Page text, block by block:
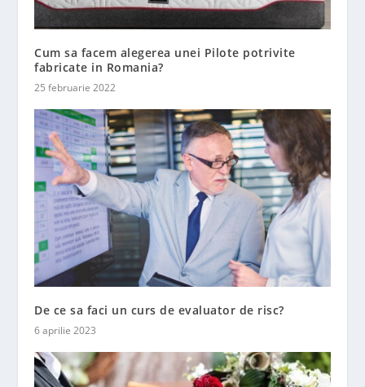
Cum sa facem alegerea unei Pilote potrivite
fabricate in Romania?
25 februarie 2022
De ce sa faci un curs de evaluator de risc?
6 aprilie 2023